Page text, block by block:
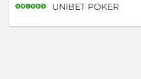
UNIBET POKER